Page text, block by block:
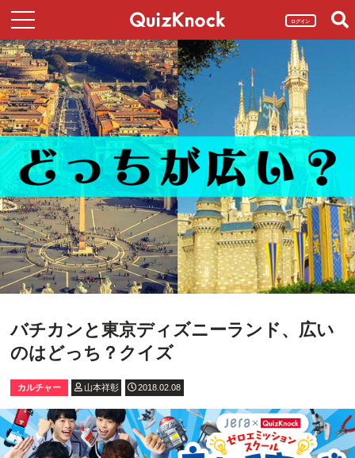
ログイン
バチカンと東京ディズニーランド、広い
のはどっち？クイズ
カルチャー 山本祥彰 2018.02.08